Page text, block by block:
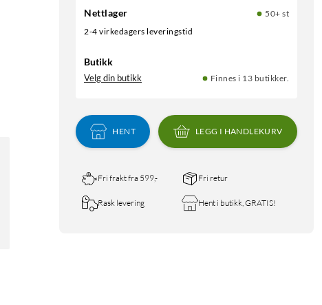
Nettlager
50+ st
2-4 virkedagers leveringstid
Butikk
Velg din butikk Finnes i 13 butikker.
HENT LEGG I HANDLEKURV
Fri frakt fra 599,- Fri retur
Rask levering Hent i butikk, GRATIS!